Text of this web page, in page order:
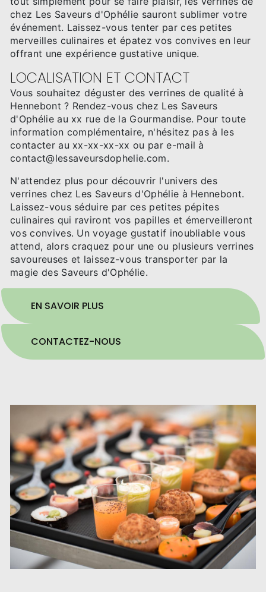
chez Les Saveurs d'Ophélie sauront sublimer votre
événement. Laissez-vous tenter par ces petites
merveilles culinaires et épatez vos convives en leur
offrant une expérience gustative unique.
LOCALISATION ET CONTACT
Vous souhaitez déguster des verrines de qualité à
Hennebont ? Rendez-vous chez Les Saveurs
d'Ophélie au xx rue de la Gourmandise. Pour toute
information complémentaire, n'hésitez pas à les
contacter au xx-xx-xx-xx ou par e-mail à
contact@lessaveursdophelie.com.
N'attendez plus pour découvrir l'univers des
verrines chez Les Saveurs d'Ophélie à Hennebont.
Laissez-vous séduire par ces petites pépites
culinaires qui raviront vos papilles et émerveilleront
vos convives. Un voyage gustatif inoubliable vous
attend, alors craquez pour une ou plusieurs verrines
savoureuses et laissez-vous transporter par la
magie des Saveurs d'Ophélie.
EN SAVOIR PLUS
CONTACTEZ-NOUS